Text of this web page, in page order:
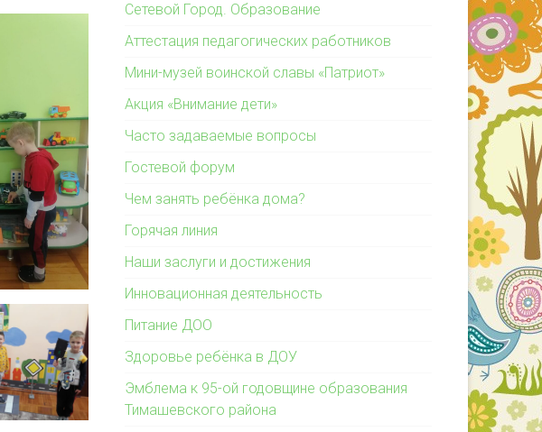
Сетевой Город. Образование
Аттестация педагогических работников
Мини-музей воинской славы «Патриот»
Акция «Внимание дети»
Часто задаваемые вопросы
Гостевой форум
Чем занять ребёнка дома?
Горячая линия
Наши заслуги и достижения
Инновационная деятельность
Питание ДОО
Здоровье ребёнка в ДОУ
Эмблема к 95-ой годовщине образования
Тимашевского района